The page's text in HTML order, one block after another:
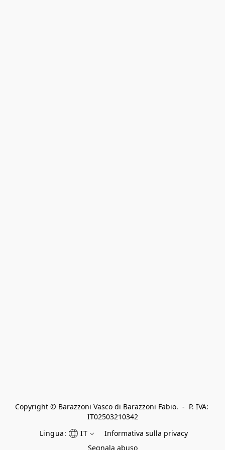
Copyright © Barazzoni Vasco di Barazzoni Fabio.  -  P. IVA:
IT02503210342
Lingua:
IT
Informativa sulla privacy
Segnala abuso